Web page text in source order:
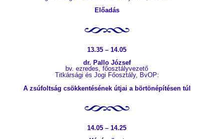
Előadás
13.35 – 14.05
dr. Pallo József
bv. ezredes, főosztályvezető
Titkársági és Jogi Főosztály, BvOP:
A zsúfoltság csökkentésének útjai a börtönépítésen túl
14.05 – 14.25